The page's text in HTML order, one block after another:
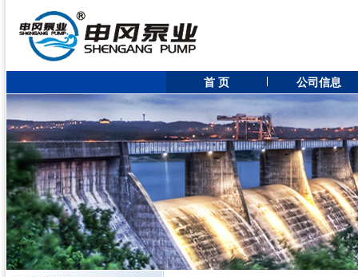
首 页 公司信息